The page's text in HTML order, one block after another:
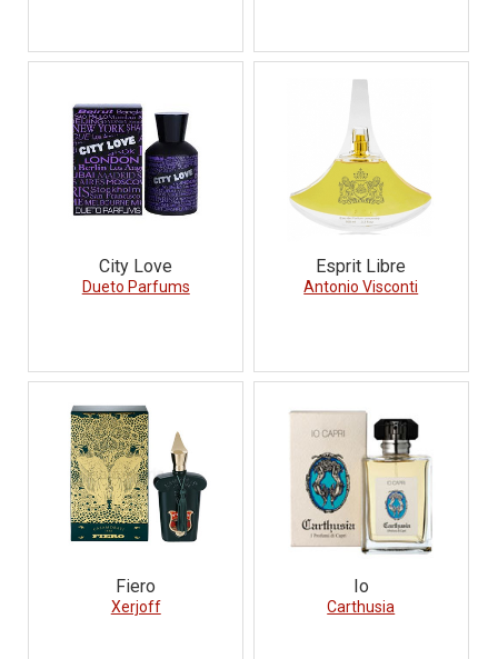
City Love
Dueto Parfums
Esprit Libre
Antonio Visconti
Fiero
Xerjoff
Io
Carthusia